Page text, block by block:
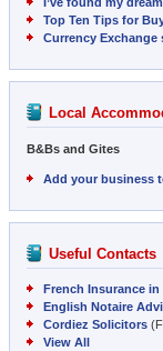
Top Ten Tips for
Currency Exchange
Local
B&Bs and Gites
Add your business
Useful Contacts
French Insurance in
English Notaire
Cordiez Solicitors
View All